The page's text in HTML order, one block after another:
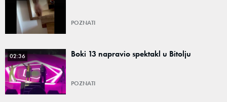
POZNATI
02:36 Boki 13 napravio spektakl u Bitolju
POZNATI